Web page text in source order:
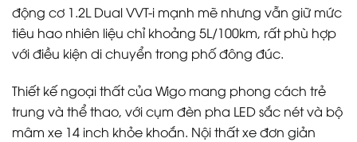
động cơ 1.2L Dual VVT-i mạnh mẽ nhưng vẫn giữ mức
tiêu hao nhiên liệu chỉ khoảng 5L/100km, rất phù hợp
với điều kiện di chuyển trong phố đông đúc.
Thiết kế ngoại thất của Wigo mang phong cách trẻ
trung và thể thao, với cụm đèn pha LED sắc nét và bộ
mâm xe 14 inch khỏe khoắn. Nội thất xe đơn giản